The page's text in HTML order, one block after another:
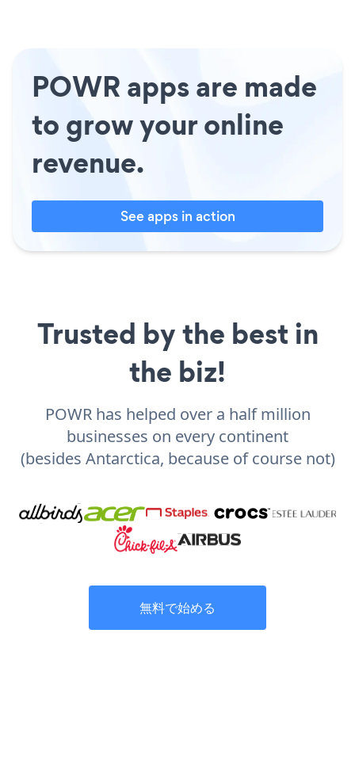
POWR apps are made
to grow your online
revenue.
See apps in action
Trusted by the best in
the biz!
POWR has helped over a half million
businesses on every continent
(besides Antarctica, because of course not)
無料で始める